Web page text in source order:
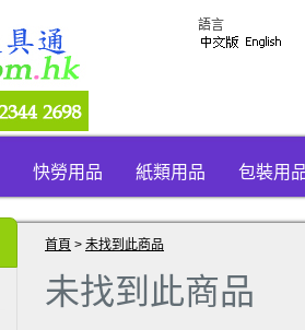
語言
快勞用品 紙類用品 包裝用
首頁 > 未找到此商品
未找到此商品